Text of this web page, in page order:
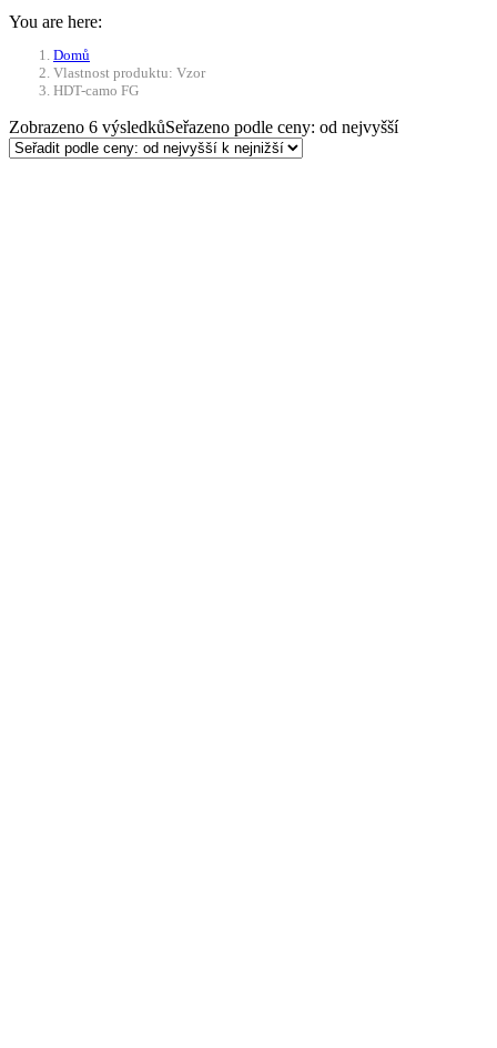
You are here:
Domů
Vlastnost produktu: Vzor
HDT-camo FG
Zobrazeno 6 výsledkůSeřazeno podle ceny: od nejvyšší